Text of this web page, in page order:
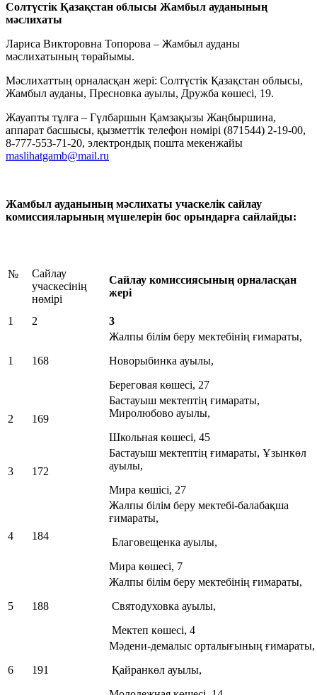
Солтүстік Қазақстан облысы Жамбыл ауданының
мәслихаты
Лариса Викторовна Топорова – Жамбыл ауданы
мәслихатының төрайымы.
Мәслихаттың орналасқан жері: Солтүстік Қазақстан облысы,
Жамбыл ауданы, Пресновка ауылы, Дружба көшесі, 19.
Жауапты тұлға – Гүлбаршын Қамзақызы Жаңбыршина,
аппарат басшысы, қызметтік телефон нөмірі (871544) 2-19-00,
8-777-553-71-20, электрондық пошта мекенжайы
maslihatgamb@mail.ru
Жамбыл ауданының мәслихаты учаскелік сайлау
комиссияларының мүшелерін бос орындарға сайлайды:
№
Сайлау
учаскесінің
нөмірі
Сайлау комиссиясының орналасқан
жері
1 2 3
1 168
Жалпы білім беру мектебінің ғимараты,
Новорыбинка ауылы,
Береговая көшесі, 27
2 169
Бастауыш мектептің ғимараты,
Миролюбово ауылы,
Школьная көшесі, 45
3 172
Бастауыш мектептің ғимараты, Ұзынкөл
ауылы,
Мира көшісі, 27
4 184
Жалпы білім беру мектебі-балабақша
ғимараты,
Благовещенка ауылы,
Мира көшесі, 7
5 188
Жалпы білім беру мектебінің ғимараты,
Святодуховка ауылы,
Мектеп көшесі, 4
6 191
Мәдени-демалыс орталығының ғимараты,
Қайранкөл ауылы,